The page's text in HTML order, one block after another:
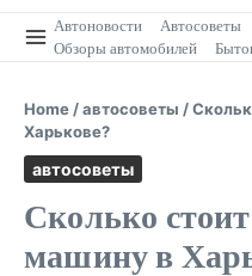
Автоновости Автосоветы
Обзоры автомобилей
Home /автосоветы /
Харькове?
автосоветы
Сколько
машину в